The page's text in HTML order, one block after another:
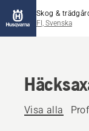
Skog &
FI, Svenska
Visa alla